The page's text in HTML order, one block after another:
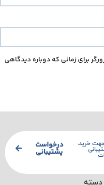
برای زمانی که دوباره دیدگاهی
خرید، درخواست
پشتیبانی
دسته